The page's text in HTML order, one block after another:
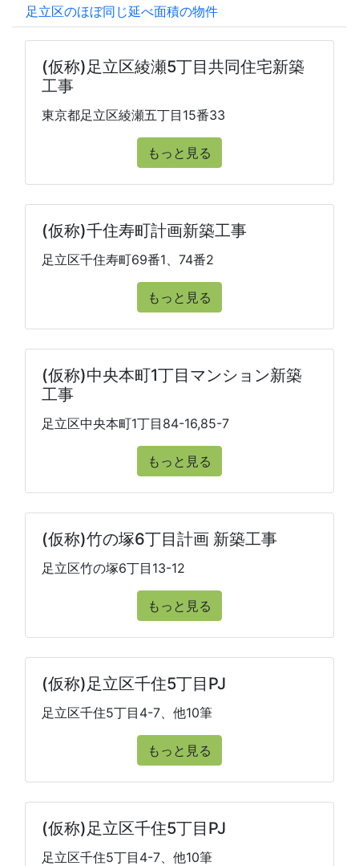
足立区のほぼ同じ延べ面積の物件
(仮称)足立区綾瀬5丁目共同住宅新築
工事
東京都足立区綾瀬五丁目15番33
もっと見る
(仮称)千住寿町計画新築工事
足立区千住寿町69番1、74番2
もっと見る
(仮称)中央本町1丁目マンション新築
工事
足立区中央本町1丁目84-16,85-7
もっと見る
(仮称)竹の塚6丁目計画 新築工事
足立区竹の塚6丁目13-12
もっと見る
(仮称)足立区千住5丁目PJ
足立区千住5丁目4-7、他10筆
もっと見る
(仮称)足立区千住5丁目PJ
足立区千住5丁目4-7、他10筆